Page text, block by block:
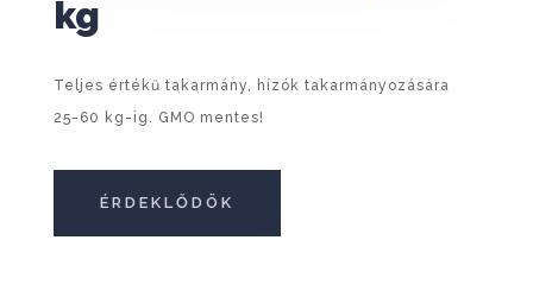
kg
Teljes értékű takarmány, hízók takarmányozására
25-60 kg-ig. GMO mentes!
ÉRDEKLŐDÖK